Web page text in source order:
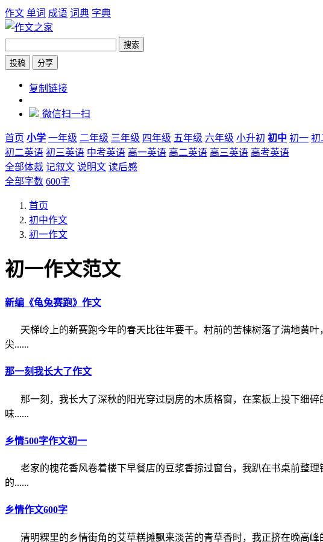
作文 单词 成语 词典 字典
搜索
投稿
分享
https://www.zw6.cn/category/12
复制链接
微信扫一扫
首页 小学 一年级 二年级 三年级 四年级 五年级 六年级 小升初 初中 初一 初
初二英语 初三英语 中考英语 高一英语 高二英语 高三英语 高考英语
全部体裁 记叙文 说明文 读后感
全部字数 600字
首页
初中作文
初一作文
初一作文范文
新编《龟兔赛跑》作文
天梯岭上的新赛跑今年的春天比往年要干。村前的苦楝树落了满地黄
尖......
那一刻我长大了作文
那一刻，我长大了深秋的阳光穿过厨房的木质格窗，在案板上投下细
味......
乡情500字作文初一
老家的槐花香风卷着楼下早餐店的豆浆香掠过窗台，我趴在书桌前整
的......
乡情作文600字
清明粿里的乡情街角的艾草糕摊飘来淡苦的青草香时，我正挤在晚高